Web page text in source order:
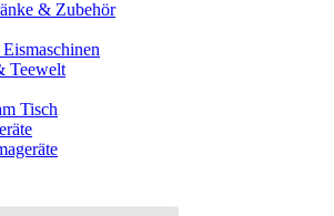
& Zubehör
Teewelt
Tisch